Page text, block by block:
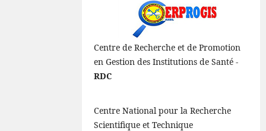
Centre de Recherche et de Promotion
en Gestion des Institutions de Santé -
RDC
Centre National pour la Recherche
Scientifique et Technique